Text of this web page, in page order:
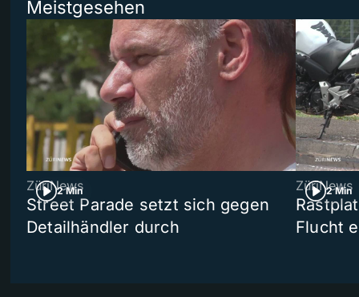
Meistgesehen
2 Min
ZüriNews
Street Parade setzt sich gegen
Detailhändler durch
2 Min
ZüriNews
Flucht